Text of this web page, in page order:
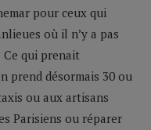
pour ceux qui
où il n’y a pas
Ce qui prenait
prend désormais 30 ou
ou aux artisans
Parisiens ou réparer